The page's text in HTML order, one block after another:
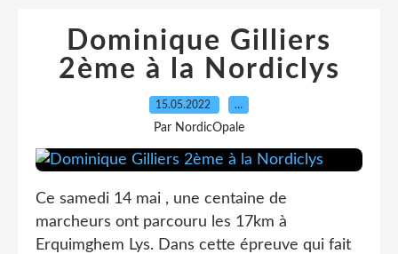
Dominique Gilliers
2ème à la Nordiclys
15.05.2022 …
Par NordicOpale
Ce samedi 14 mai , une centaine de
marcheurs ont parcouru les 17km à
Erquimghem Lys. Dans cette épreuve qui fait